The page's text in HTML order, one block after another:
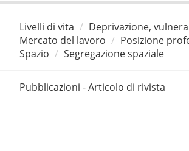
Livelli di vita
Deprivazione,
Mercato del lavoro
Posizione
Spazio
Segregazione spaziale
Pubblicazioni - Articolo di rivista